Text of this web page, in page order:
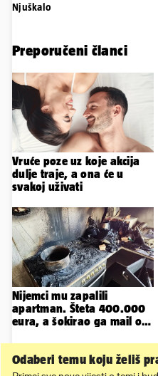
Njuškalo
Preporučeni članci
Vruće poze uz koje akcija
dulje traje, a ona će u
svakoj uživati
Nijemci mu zapalili
apartman. Šteta 400.000
eura, a šokirao ga mail od
Odaberi temu koju želiš